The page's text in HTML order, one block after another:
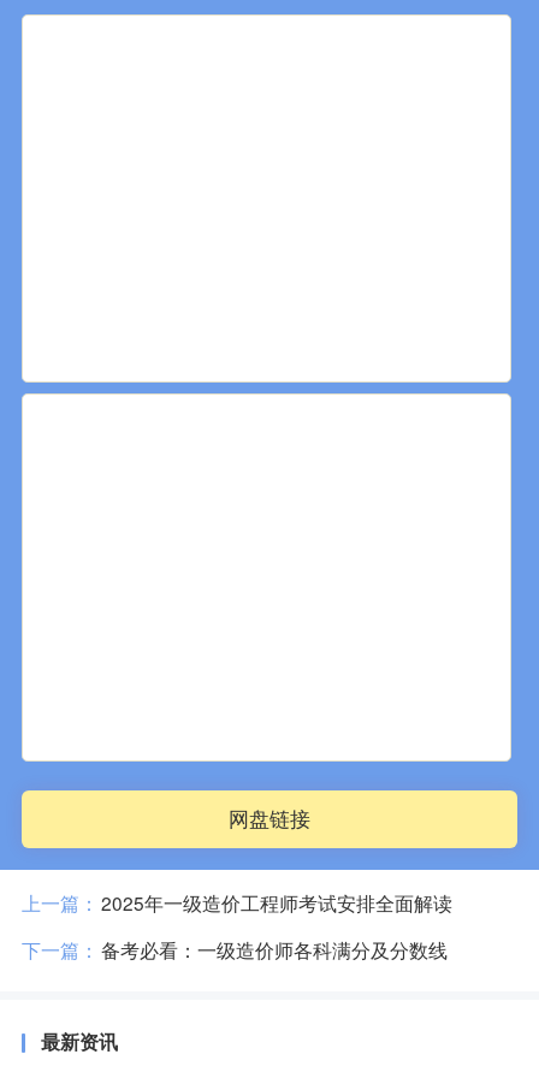
网盘链接
上一篇： 2025年一级造价工程师考试安排全面解读
下一篇： 备考必看：一级造价师各科满分及分数线
最新资讯